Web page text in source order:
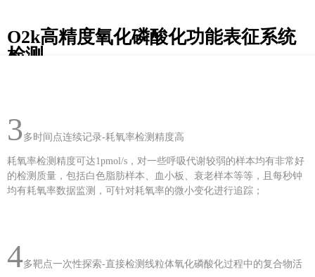
O2k高精度氧化磷酸化功能表征系统
检测
3 多时间点连续记录-耗氧率检测精度高
耗氧率检测精度可达1pmol/s，对一些呼吸代谢较弱的样本均有非常好
的检测质量，包括白色脂肪样本、血小板、衰老样本等等，且每秒钟
均有耗氧率数据监测，可针对耗氧率的微小变化进行追踪；
4多靶点一次性探索-直接检测线粒体氧化磷酸化过程中的复合物活